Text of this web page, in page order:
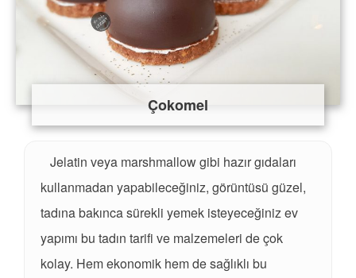
Çokomel
Jelatin veya marshmallow gibi hazır gıdaları
kullanmadan yapabileceğiniz, görüntüsü güzel,
tadına bakınca sürekli yemek isteyeceğiniz ev
yapımı bu tadın tarifi ve malzemeleri de çok
kolay. Hem ekonomik hem de sağlıklı bu